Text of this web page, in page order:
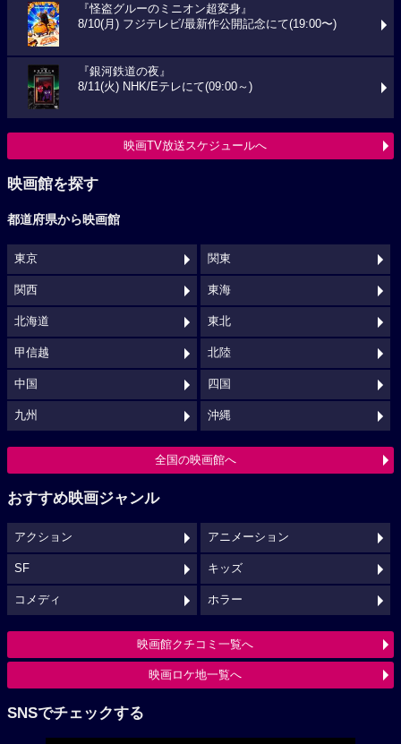
『怪盗グルーのミニオン超変身』
8/10(月) フジテレビ/最新作公開記念にて(19:00〜)
『銀河鉄道の夜』
8/11(火) NHK/Eテレにて(09:00～)
映画TV放送スケジュールへ
映画館を探す
都道府県から映画館
東京 関東
関西 東海
北海道 東北
甲信越 北陸
中国 四国
九州 沖縄
全国の映画館へ
おすすめ映画ジャンル
アクション アニメーション
SF キッズ
コメディ ホラー
映画館クチコミ一覧へ
映画ロケ地一覧へ
SNSでチェックする